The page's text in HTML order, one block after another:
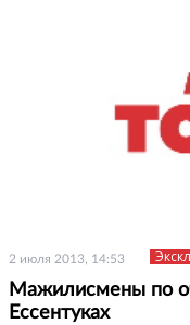
2 июля 2013, 14:53
Мажилисмены по
Ессентуках